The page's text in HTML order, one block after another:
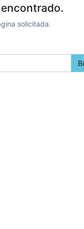
solicitada.